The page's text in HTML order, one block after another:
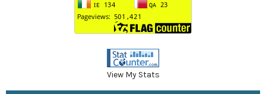
View My Stats